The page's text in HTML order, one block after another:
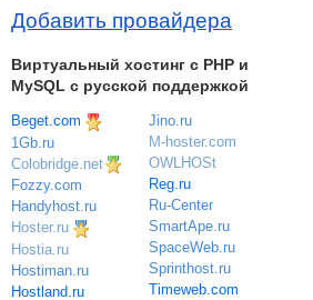
Добавить провайдера
Виртуальный хостинг c PHP и
MySQL с русской поддержкой
Beget.com
1Gb.ru
Colobridge.net
Fozzy.com
Handyhost.ru
Hoster.ru
Hostia.ru
Hostiman.ru
Hostland.ru
Jino.ru
M-hoster.com
OWLHOSt
Reg.ru
Ru-Center
SmartApe.ru
SpaceWeb.ru
Sprinthost.ru
Timeweb.com